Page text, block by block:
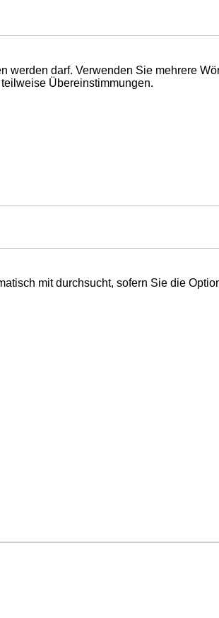
werden darf. Verwenden Sie mehrere
Übereinstimmungen.
mit durchsucht, sofern Sie die